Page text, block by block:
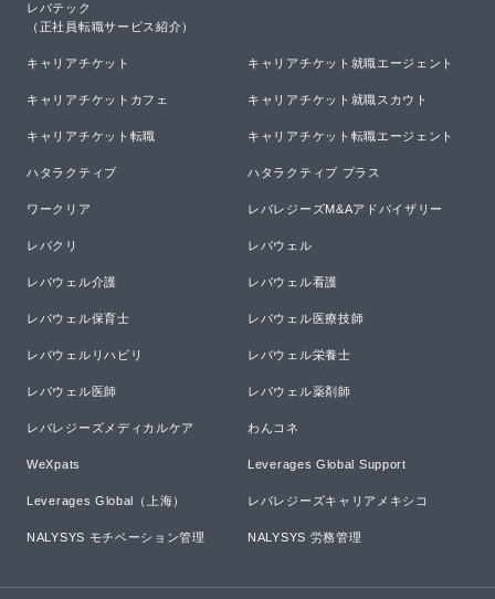
レバテック
（正社員転職サービス紹介）
キャリアチケット キャリアチケット就職エージェント
キャリアチケットカフェ キャリアチケット就職スカウト
キャリアチケット転職 キャリアチケット転職エージェント
ハタラクティブ ハタラクティブ プラス
ワークリア レバレジーズM&Aアドバイザリー
レバクリ レバウェル
レバウェル介護 レバウェル看護
レバウェル保育士 レバウェル医療技師
レバウェルリハビリ レバウェル栄養士
レバウェル医師 レバウェル薬剤師
レバレジーズメディカルケア わんコネ
WeXpats Leverages Global Support
Leverages Global（上海） レバレジーズキャリアメキシコ
NALYSYS モチベーション管理 NALYSYS 労務管理